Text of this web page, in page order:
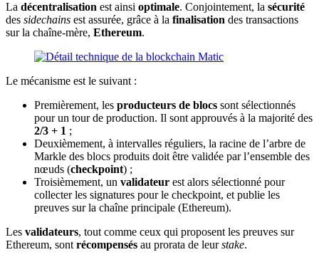
La décentralisation est ainsi optimale. Conjointement, la sécurité
des sidechains est assurée, grâce à la finalisation des transactions
sur la chaîne-mère, Ethereum.
Le mécanisme est le suivant :
Premièrement, les producteurs de blocs sont sélectionnés
pour un tour de production. Il sont approuvés à la majorité des
2/3 + 1 ;
Deuxièmement, à intervalles réguliers, la racine de l’arbre de
Markle des blocs produits doit être validée par l’ensemble des
nœuds (checkpoint) ;
Troisièmement, un validateur est alors sélectionné pour
collecter les signatures pour le checkpoint, et publie les
preuves sur la chaîne principale (Ethereum).
Les validateurs, tout comme ceux qui proposent les preuves sur
Ethereum, sont récompensés au prorata de leurstake.